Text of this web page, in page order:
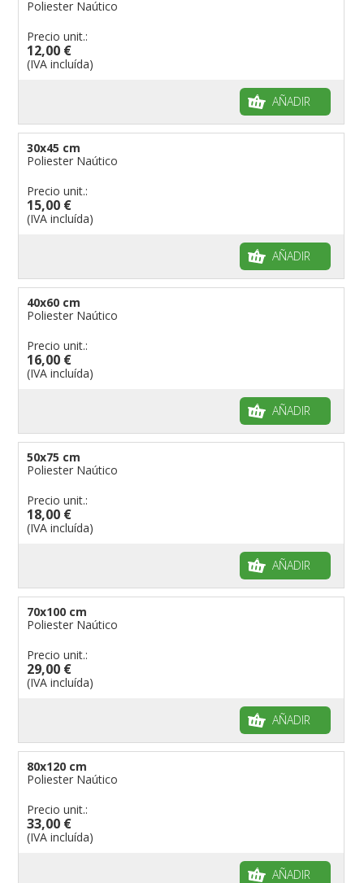
Banderas para fiestas
Poliester Naútico
Precio unit.:
12,00 €
(IVA incluída)
AÑADIR
30x45 cm
Poliester Naútico
Precio unit.:
15,00 €
(IVA incluída)
AÑADIR
40x60 cm
Poliester Naútico
Precio unit.:
16,00 €
(IVA incluída)
AÑADIR
50x75 cm
Poliester Naútico
Precio unit.:
18,00 €
(IVA incluída)
AÑADIR
70x100 cm
Poliester Naútico
Precio unit.:
29,00 €
(IVA incluída)
AÑADIR
80x120 cm
Poliester Naútico
Precio unit.:
33,00 €
(IVA incluída)
AÑADIR